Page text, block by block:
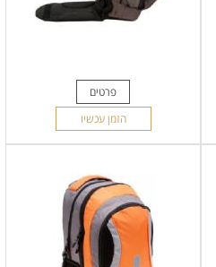
פרטים
הזמן עכשיו